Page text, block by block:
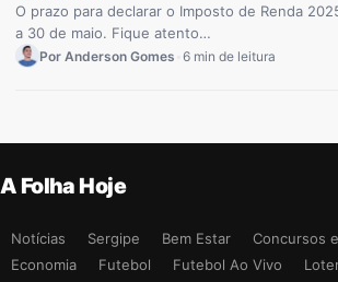
O prazo para declarar o Imposto de Renda
a 30 de maio. Fique atento…
Por Anderson Gomes 6 min de leitura
A Folha Hoje
Notícias Sergipe Bem Estar
Concursos
Economia
Futebol Futebol Ao Vivo